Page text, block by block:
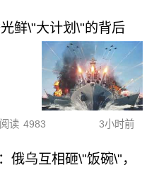
鲜\"大计划\"的背后
阅读 4983 3小时前
俄乌互相砸\"饭碗\"，